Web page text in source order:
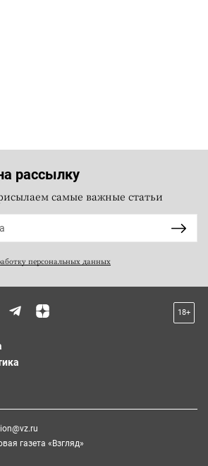
рассылку
самые важные статьи
персональных данных
18+
газета «Взгляд»